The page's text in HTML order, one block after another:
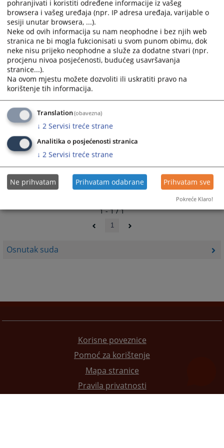
Osnutak suda
and
select
a
date.
Press
the
question
mark
to
get
the
keyboard
shortcuts
changing
dates.
and
select
a
date.
Press
the
question
mark
get
the
keyboard
shortcuts
changing
dates.
posavske
1 - 1 / 1
1
Korisne poveznice
Pomoć za korištenje
Mapa stranice
Pravila privatnosti
pohranjivati i koristiti određene informacije iz vašeg
browsera i vašeg uređaja (npr. IP adresa uređaja, varijable o
sesiji unutar browsera, ...).
Neke od ovih informacija su nam neophodne i bez njih web
stranica ne bi mogla fukcionisati u svom punom obimu, dok
neke nisu prijeko neophodne a služe za dodatne stvari (npr.
procjenu nivoa posjećenosti, budućeg usavršavanja
stranice...).
Na ovom mjestu možete dozvoliti ili uskratiti pravo na
korištenje tih informacija.
Translation(obavezna)
↓ 2 Servisi treće strane
Analitika o posjećenosti stranica
↓ 2 Servisi treće strane
Ne prihvatam Prihvatam odabrane Prihvatam sve
Pokreće Klaro!